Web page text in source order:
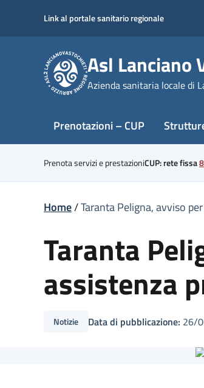
content
Link al portale sanitario regionale
Asl Lanciano
Azienda sanitaria locale di
Prenotazioni – CUP
Prenota servizi e prestazioniCUP: rete fissa
Home/Taranta Peligna, avviso
Taranta
assistenza
Notizie Data di pubblicazione: 26/